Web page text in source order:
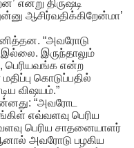
என்று திருஷ்டி
ஆசிர்வதிக்கிறேன்மா’
“அவரோடு
இல்லை. இருந்தாலும்
பெரியவங்க என்ற
கொடுப்பதில்
விஷயம்.”
“அவரோட
எவ்வளவு பெரிய
பெரிய சாதனையாளர்
அவரோடு பழகிய